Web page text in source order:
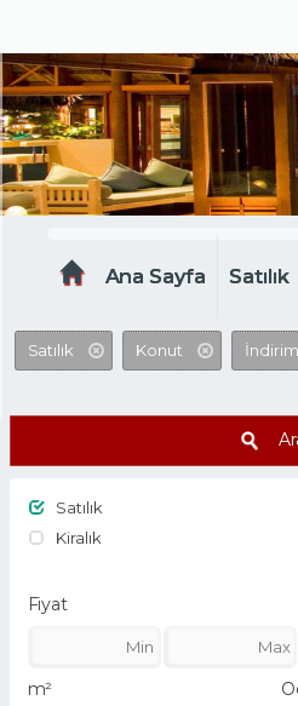
Ana Sayfa Satılık
Satılık Konut
Satılık
Kiralık
Fiyat
m²